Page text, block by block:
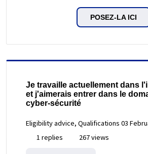
POSEZ-LA ICI
Je travaille actuellement dans
et j'aimerais entrer dans le
cyber-sécurité
Eligibility advice, Qualifications 03
1 replies
267 views